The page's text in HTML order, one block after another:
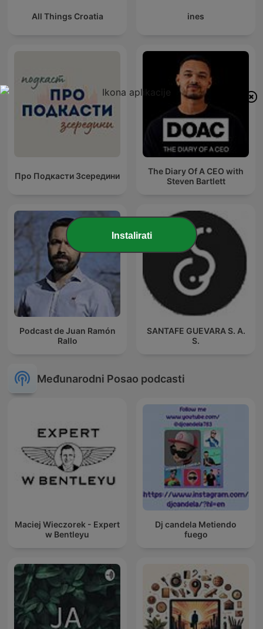
All Things Croatia ines
Про Подкасти Зсередини
The Diary Of A CEO with
Steven Bartlett
Podcast de Juan Ramón
Rallo
SANTAFE GUEVARA S. A.
S.
Međunarodni Posao podcasti
Maciej Wieczorek - Expert
w Bentleyu
Dj candela Metiendo
fuego
Instalirati